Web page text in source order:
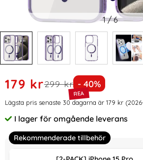
1/6
Handla denna produkt ColorPop
rea pris
179 krtidigare pris
299 kr Priset är
- 40%
Prishistorik
Lägsta pris senaste 30 dagarna är 179 kr
Tillgänglighet:
I lager för omgående leverans
Rekommenderade tillbehör